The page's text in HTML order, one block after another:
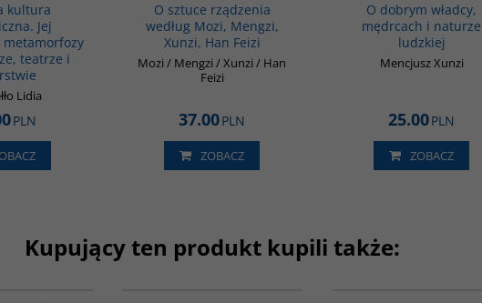
kultura
Jej
metamorfozy
teatrze i
Lidia
PLN
O sztuce rządzenia
według Mozi, Mengzi,
Xunzi, Han Feizi
Mozi / Mengzi / Xunzi / Han
Feizi
37.00PLN
ZOBACZ
O dobrym władcy,
mędrcach i naturze
ludzkiej
Mencjusz Xunzi
25.00PLN
ZOBACZ
Kupujący ten produkt kupili także: